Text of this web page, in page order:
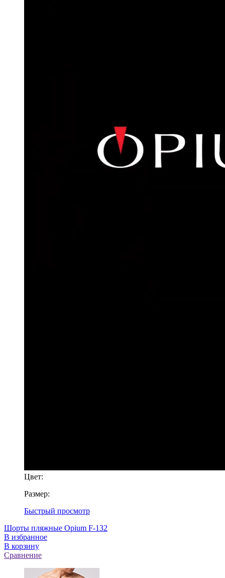
Цвет:
Размер:
Быстрый просмотр
Шорты пляжные Opium F-132
В избранное
В корзину
Сравнение